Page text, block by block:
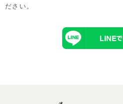
ださい。